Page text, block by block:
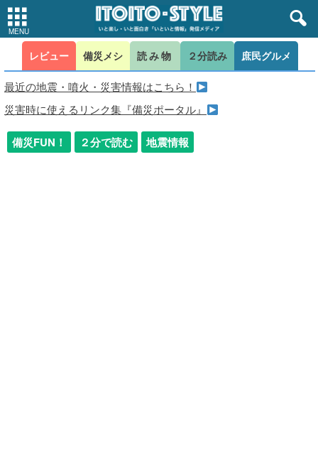
レビュー 備災メシ 読み物 ２分読み 庶民グルメ
最近の地震・噴火・災害情報はこちら！
災害時に使えるリンク集『備災ポータル』
備災FUN！ ２分で読む 地震情報